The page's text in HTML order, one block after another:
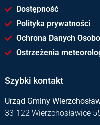
Dostępność
Polityka prywatności
Ochrona Danych
Ostrzeżenia
Szybki kontakt
Urząd Gminy
33-122 Wierzchosławice